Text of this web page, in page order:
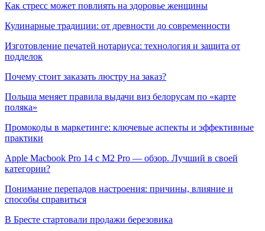
Как стресс может повлиять на здоровье женщины
Кулинарные традиции: от древности до современности
Изготовление печатей нотариуса: технология и защита от
подделок
Почему стоит заказать люстру на заказ?
Польша меняет правила выдачи виз белорусам по «карте
поляка»
Промокоды в маркетинге: ключевые аспекты и эффективные
практики
Apple Macbook Pro 14 с M2 Pro — обзор. Лучший в своей
категории?
Понимание перепадов настроения: причины, влияние и
способы справиться
В Бресте стартовали продажи березовика